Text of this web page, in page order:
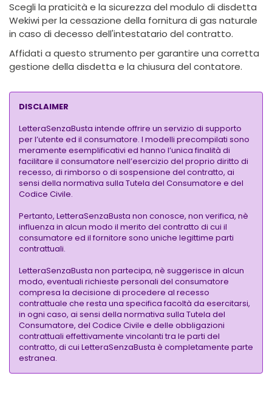
Scegli la praticità e la sicurezza del modulo di disdetta
Wekiwi per la cessazione della fornitura di gas naturale
in caso di decesso dell'intestatario del contratto.
Affidati a questo strumento per garantire una corretta
gestione della disdetta e la chiusura del contatore.
DISCLAIMER
LetteraSenzaBusta intende offrire un servizio di supporto
per l’utente ed il consumatore. I modelli precompilati sono
meramente esemplificativi ed hanno l’unica finalità di
facilitare il consumatore nell’esercizio del proprio diritto di
recesso, di rimborso o di sospensione del contratto, ai
sensi della normativa sulla Tutela del Consumatore e del
Codice Civile.
Pertanto, LetteraSenzaBusta non conosce, non verifica, nè
influenza in alcun modo il merito del contratto di cui il
consumatore ed il fornitore sono uniche legittime parti
contrattuali.
LetteraSenzaBusta non partecipa, nè suggerisce in alcun
modo, eventuali richieste personali del consumatore
compresa la decisione di procedere al recesso
contrattuale che resta una specifica facoltà da esercitarsi,
in ogni caso, ai sensi della normativa sulla Tutela del
Consumatore, del Codice Civile e delle obbligazioni
contrattuali effettivamente vincolanti tra le parti del
contratto, di cui LetteraSenzaBusta è completamente parte
estranea.